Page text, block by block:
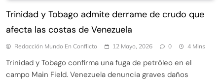
Trinidad y Tobago admite derrame de crudo que
afecta las costas de Venezuela
Redacción Mundo En Conflicto 12 Mayo, 2026 0 4 Mins
Trinidad y Tobago confirma una fuga de petróleo en el
campo Main Field. Venezuela denuncia graves daños